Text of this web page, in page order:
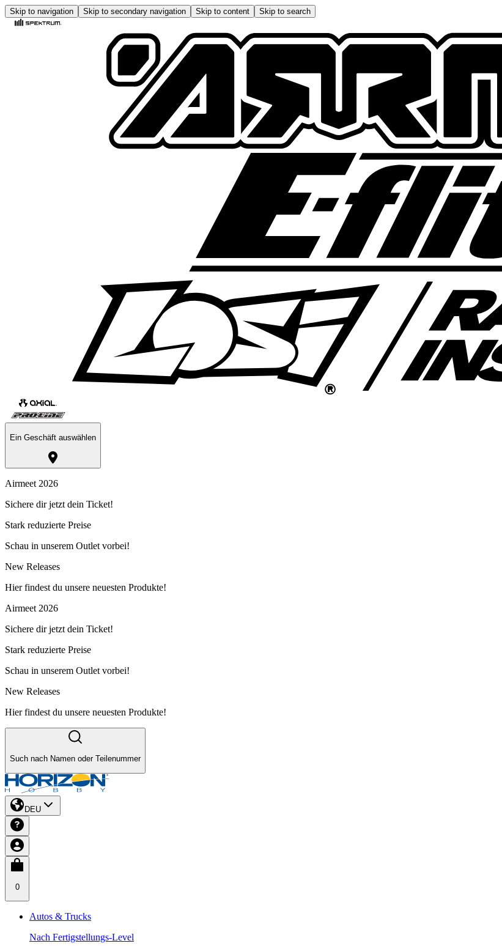
Skip to navigation Skip to secondary navigation Skip to content Skip to search
Ein Geschäft auswählen
Airmeet 2026
Sichere dir jetzt dein Ticket!
Stark reduzierte Preise
Schau in unserem Outlet vorbei!
New Releases
Hier findest du unsere neuesten Produkte!
Airmeet 2026
Sichere dir jetzt dein Ticket!
Stark reduzierte Preise
Schau in unserem Outlet vorbei!
New Releases
Hier findest du unsere neuesten Produkte!
Such nach Namen oder Teilenummer
DEU
0
Autos & Trucks
Nach Fertigstellungs-Level